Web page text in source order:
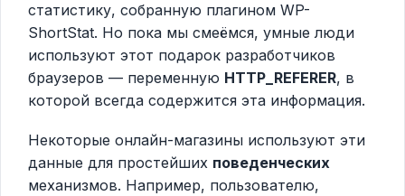
статистику, собранную плагином WP-
ShortStat. Но пока мы смеёмся, умные люди
используют этот подарок разработчиков
браузеров — переменную HTTP_REFERER, в
которой всегда содержится эта информация.
Некоторые онлайн-магазины используют эти
данные для простейших поведенческих
механизмов. Например, пользователю,